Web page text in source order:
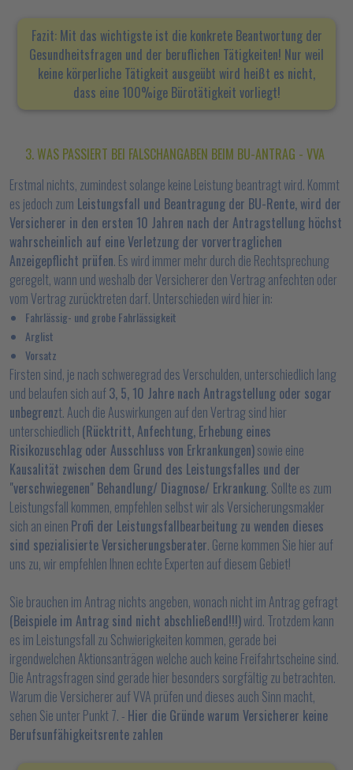
Fazit: Mit das wichtigste ist die konkrete Beantwortung der
Gesundheitsfragen und der beruflichen Tätigkeiten! Nur weil
keine körperliche Tätigkeit ausgeübt wird heißt es nicht,
dass eine 100%ige Bürotätigkeit vorliegt!
3. WAS PASSIERT BEI FALSCHANGABEN BEIM BU-ANTRAG - VVA
Erstmal nichts, zumindest solange keine Leistung beantragt wird. Kommt
es jedoch zum Leistungsfall und Beantragung der BU-Rente, wird der
Versicherer in den ersten 10 Jahren nach der Antragstellung höchst
wahrscheinlich auf eine Verletzung der vorvertraglichen
Anzeigepflicht prüfen. Es wird immer mehr durch die Rechtsprechung
geregelt, wann und weshalb der Versicherer den Vertrag anfechten oder
vom Vertrag zurücktreten darf. Unterschieden wird hier in:
Fahrlässig- und grobe Fahrlässigkeit
Arglist
Vorsatz
Firsten sind, je nach schweregrad des Verschulden, unterschiedlich lang
und belaufen sich auf3, 5, 10 Jahre nach Antragstellung oder sogar
unbegrenzt. Auch die Auswirkungen auf den Vertrag sind hier
unterschiedlich (Rücktritt, Anfechtung, Erhebung eines
Risikozuschlag oder Ausschluss von Erkrankungen)sowie eine
Kausalität zwischen dem Grund des Leistungsfalles und der
"verschwiegenen" Behandlung/ Diagnose/ Erkrankung. Sollte es zum
Leistungsfall kommen, empfehlen selbst wir als Versicherungsmakler
sich an einen Profi der Leistungsfallbearbeitung zu wenden dieses
sind spezialisierte Versicherungsberater. Gerne kommen Sie hier auf
uns zu, wir empfehlen Ihnen echte Experten auf diesem Gebiet!
Sie brauchen im Antrag nichts angeben, wonach nicht im Antrag gefragt
(Beispiele im Antrag sind nicht abschließend!!!)wird. Trotzdem kann
es im Leistungsfall zu Schwierigkeiten kommen, gerade bei
irgendwelchen Aktionsanträgen welche auch keine Freifahrtscheine sind.
Die Antragsfragen sind gerade hier besonders sorgfältig zu betrachten.
Warum die Versicherer auf VVA prüfen und dieses auch Sinn macht,
sehen Sie unter Punkt 7. - Hier die Gründe warum Versicherer keine
Berufsunfähigkeitsrente zahlen